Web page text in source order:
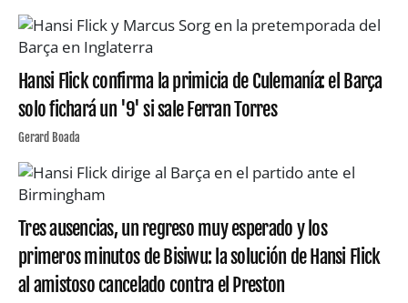
Hansi Flick confirma la primicia de Culemanía: el Barça
solo fichará un '9' si sale Ferran Torres
Gerard Boada
Tres ausencias, un regreso muy esperado y los
primeros minutos de Bisiwu: la solución de Hansi Flick
al amistoso cancelado contra el Preston